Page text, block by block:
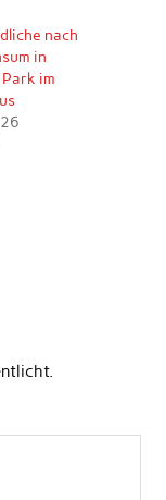
nach
in
im